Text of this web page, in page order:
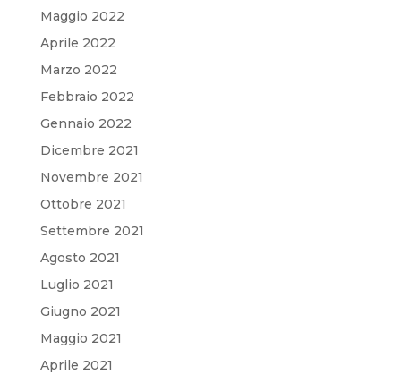
Maggio 2022
Aprile 2022
Marzo 2022
Febbraio 2022
Gennaio 2022
Dicembre 2021
Novembre 2021
Ottobre 2021
Settembre 2021
Agosto 2021
Luglio 2021
Giugno 2021
Maggio 2021
Aprile 2021